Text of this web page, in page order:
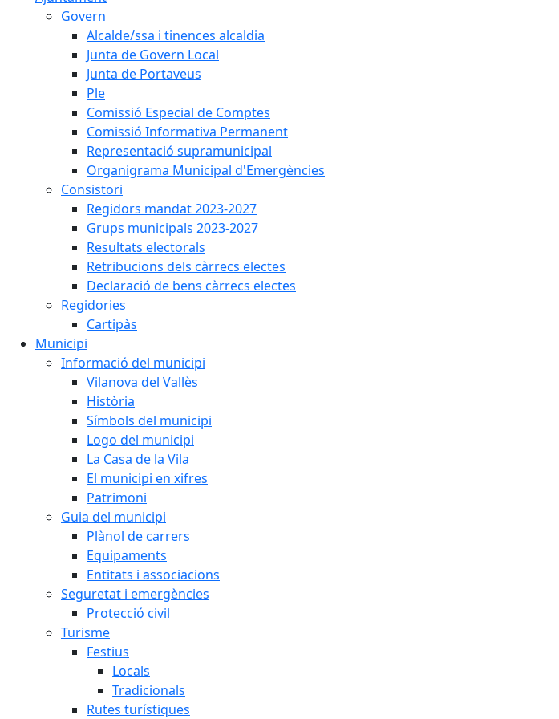
Govern
Alcalde/ssa i tinences alcaldia
Junta de Govern Local
Junta de Portaveus
Ple
Comissió Especial de Comptes
Comissió Informativa Permanent
Representació supramunicipal
Organigrama Municipal d'Emergències
Consistori
Regidors mandat 2023-2027
Grups municipals 2023-2027
Resultats electorals
Retribucions dels càrrecs electes
Declaració de bens càrrecs electes
Regidories
Cartipàs
Municipi
Informació del municipi
Vilanova del Vallès
Història
Símbols del municipi
Logo del municipi
La Casa de la Vila
El municipi en xifres
Patrimoni
Guia del municipi
Plànol de carrers
Equipaments
Entitats i associacions
Seguretat i emergències
Protecció civil
Turisme
Festius
Locals
Tradicionals
Rutes turístiques